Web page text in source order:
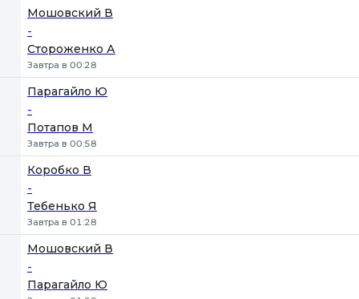
Мошовский В
-
Стороженко А
Завтра в 00:28
Парагайло Ю
-
Потапов М
Завтра в 00:58
Коробко В
-
Тебенько Я
Завтра в 01:28
Мошовский В
-
Парагайло Ю